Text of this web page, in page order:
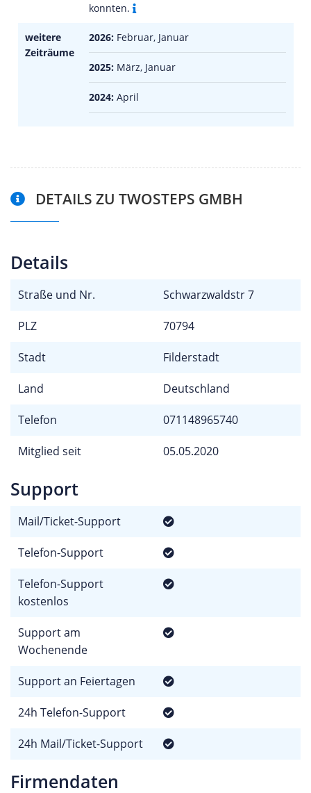
konnten.
weitere
Zeiträume
2026: Februar, Januar
2025: März, Januar
2024: April
DETAILS ZU TWOSTEPS GMBH
Details
Straße und Nr. Schwarzwaldstr 7
PLZ 70794
Stadt Filderstadt
Land Deutschland
Telefon 071148965740
Mitglied seit 05.05.2020
Support
Mail/Ticket-Support
Telefon-Support
Telefon-Support
kostenlos
Support am
Wochenende
Support an Feiertagen
24h Telefon-Support
24h Mail/Ticket-Support
Firmendaten